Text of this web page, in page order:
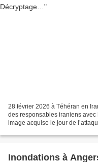
28 février 2026 à Téhéran en
des responsables iraniens avec
image acquise le jour de
Inondations à